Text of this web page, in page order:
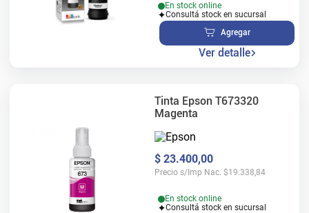
En stock online
Consultá stock en sucursal
Agregar
Ver detalle
Tinta Epson T673320
Magenta
$ 23.400,00
Precio s/Imp Nac. $19.338,84
En stock online
Consultá stock en sucursal